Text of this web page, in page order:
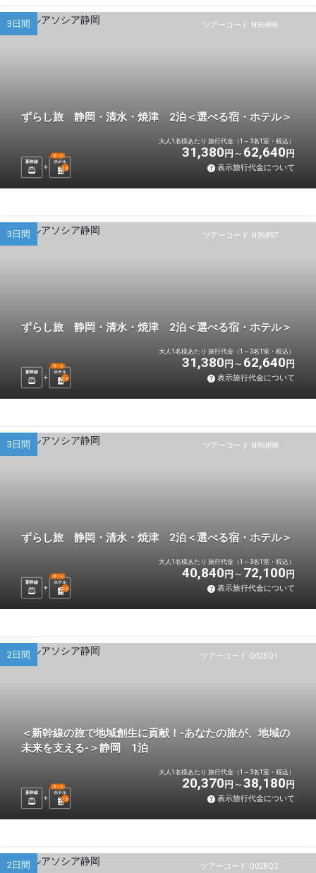
ツアーコード N96896
3日間
ずらし旅 静岡・清水・焼津 2泊＜選べる宿・ホテル＞
新幹線 ホテル
選べる
2泊
大人1名様あたり 旅行代金（1～3名1室・税込）
31,380 円 62,640 円
表示旅行代金について
ツアーコード N96897
3日間
ずらし旅 静岡・清水・焼津 2泊＜選べる宿・ホテル＞
新幹線 ホテル
選べる
2泊
大人1名様あたり 旅行代金（1～3名1室・税込）
31,380 円 62,640 円
表示旅行代金について
ツアーコード N96898
3日間
ずらし旅 静岡・清水・焼津 2泊＜選べる宿・ホテル＞
新幹線 ホテル
選べる
2泊
大人1名様あたり 旅行代金（1～3名1室・税込）
40,840 円 72,100 円
表示旅行代金について
ツアーコード Q02BQ1
2日間
＜新幹線の旅で地域創生に貢献！-あなたの旅が、地域の
未来を支える-＞静岡 1泊
新幹線 ホテル
選べる
1 泊
大人1名様あたり 旅行代金（1～3名1室・税込）
20,370 円 38,180 円
表示旅行代金について
ツアーコード Q02BQ2
2日間